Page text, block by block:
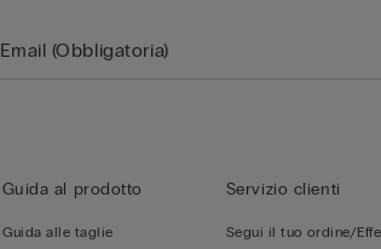
Guida al prodotto
Guida alle taglie
Servizio clienti
Segui il tuo ordine/